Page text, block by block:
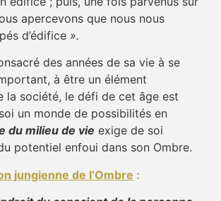
apercevons que nous nous
d’édifice ».
des années de sa vie à se
à être un élément
la société, le défi de cet âge est
un monde de possibilités en
du milieu de vie exige de soi
potentiel enfoui dans son Ombre.
jungienne de l’Ombre :